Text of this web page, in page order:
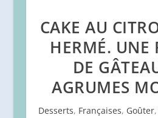
CAKE AU
HERMÉ. UNE
DE
AGRUMES
Desserts, Françaises, Goûter,